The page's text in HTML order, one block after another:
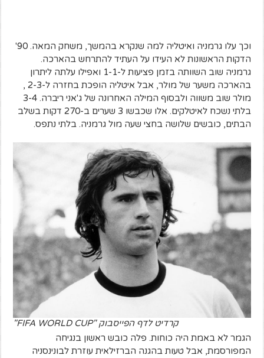
וכך עלו גרמניה ואיטליה למה שנקרא בהמשך, משחק המאה. 90'
הדקות הראשונות לא העידו על העתיד להתרחש בהארכה.
גרמניה שוב השוותה בזמן פציעות ל-1-1 ואפילו עלתה ליתרון
בהארכה משער של מולר, אבל איטליה הופכת בחזרה ל-2-3 ,
מולר שוב משווה ולבסוף המילה האחרונה של ג'אני ריברה. 3-4
בלתי נשכח לאיטלקים. אלו שכבשו 3 שערים ב-270 דקות בשלב
הבתים, כובשים שלושה בחצי שעה מול גרמניה. בלתי נתפס.
קרדיט לדף הפייסבוק "FIFA WORLD CUP"
הגמר לא באמת היה כוחות. פלה כובש ראשון בנגיחה
המפורסמת, אבל טעות בהגנה הברזילאית עוזרת לבונינסניה